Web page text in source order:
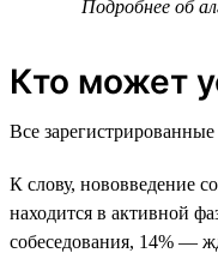
Подробнее об
Кто может
Все
К слову, нововведение
находится в активной
собеседования, 14% —